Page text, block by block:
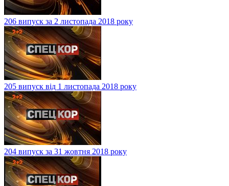
206 випуск за 2 листопада 2018 року
205 випуск від 1 листопада 2018 року
204 випуск за 31 жовтня 2018 року